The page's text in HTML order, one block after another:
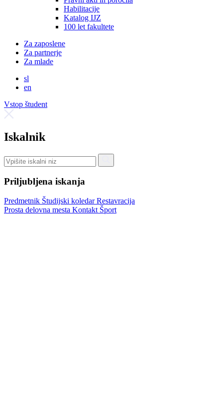
Habilitacije
Katalog IJZ
100 let fakultete
Za zaposlene
Za partnerje
Za mlade
sl
en
Vstop študent
Iskalnik
Priljubljena iskanja
Predmetnik Študijski koledarRestavracija
Prosta delovna mesta Kontakt Šport